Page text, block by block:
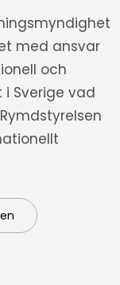
med ansvar
och
Sverige vad